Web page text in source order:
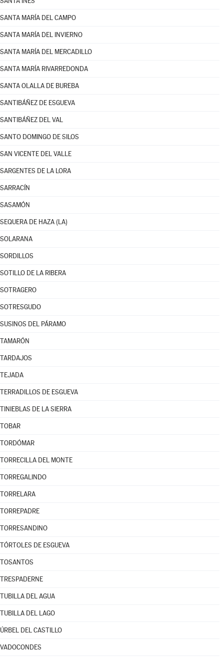
SANTA MARÍA DEL CAMPO
SANTA MARÍA DEL INVIERNO
SANTA MARÍA DEL MERCADILLO
SANTA MARÍA RIVARREDONDA
SANTA OLALLA DE BUREBA
SANTIBÁÑEZ DE ESGUEVA
SANTIBÁÑEZ DEL VAL
SANTO DOMINGO DE SILOS
SAN VICENTE DEL VALLE
SARGENTES DE LA LORA
SARRACÍN
SASAMÓN
SEQUERA DE HAZA (LA)
SOLARANA
SORDILLOS
SOTILLO DE LA RIBERA
SOTRAGERO
SOTRESGUDO
SUSINOS DEL PÁRAMO
TAMARÓN
TARDAJOS
TEJADA
TERRADILLOS DE ESGUEVA
TINIEBLAS DE LA SIERRA
TOBAR
TORDÓMAR
TORRECILLA DEL MONTE
TORREGALINDO
TORRELARA
TORREPADRE
TORRESANDINO
TÓRTOLES DE ESGUEVA
TOSANTOS
TRESPADERNE
TUBILLA DEL AGUA
TUBILLA DEL LAGO
ÚRBEL DEL CASTILLO
VADOCONDES